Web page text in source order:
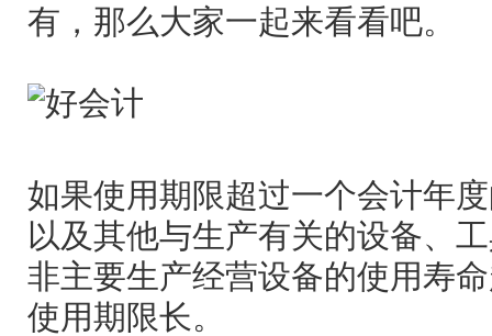
有，那么大家一起来看看吧。
如果使用期限超过一个会计年
以及其他与生产有关的设备、
非主要生产经营设备的使用寿
使用期限长。